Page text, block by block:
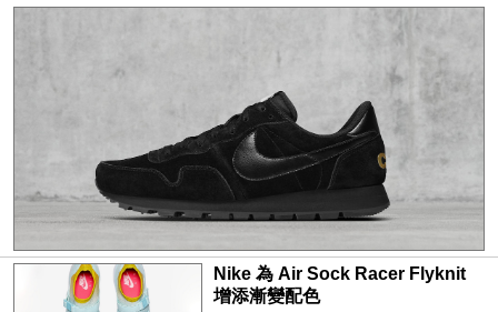
Nike 為 Air Sock Racer Flyknit
增添漸變配色